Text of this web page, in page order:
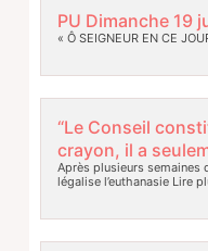
PU Dimanche 19
« Ô SEIGNEUR EN CE
“Le Conseil
crayon, il a
Après plusieurs semaines
légalise l’euthanasieLire